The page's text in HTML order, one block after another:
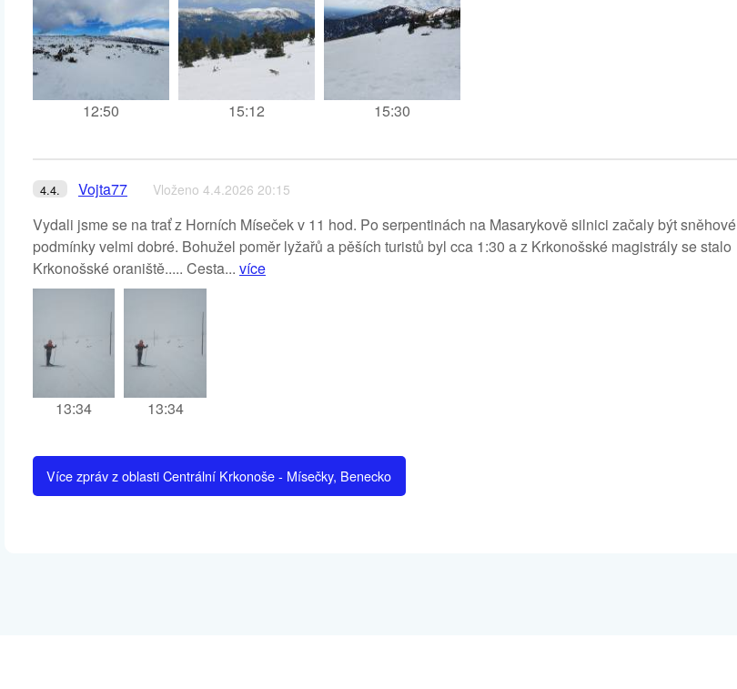
12:50 15:12 15:30
4.4. Vojta77 Vloženo 4.4.2026 20:15
Vydali jsme se na trať z Horních Míseček v 11 hod. Po serpentinách na Masarykově silnici začaly být sněhové
podmínky velmi dobré. Bohužel poměr lyžařů a pěších turistů byl cca 1:30 a z Krkonošské magistrály se stalo
Krkonošské oraniště..... Cesta... více
13:34 13:34
Více zpráv z oblasti Centrální Krkonoše - Mísečky, Benecko